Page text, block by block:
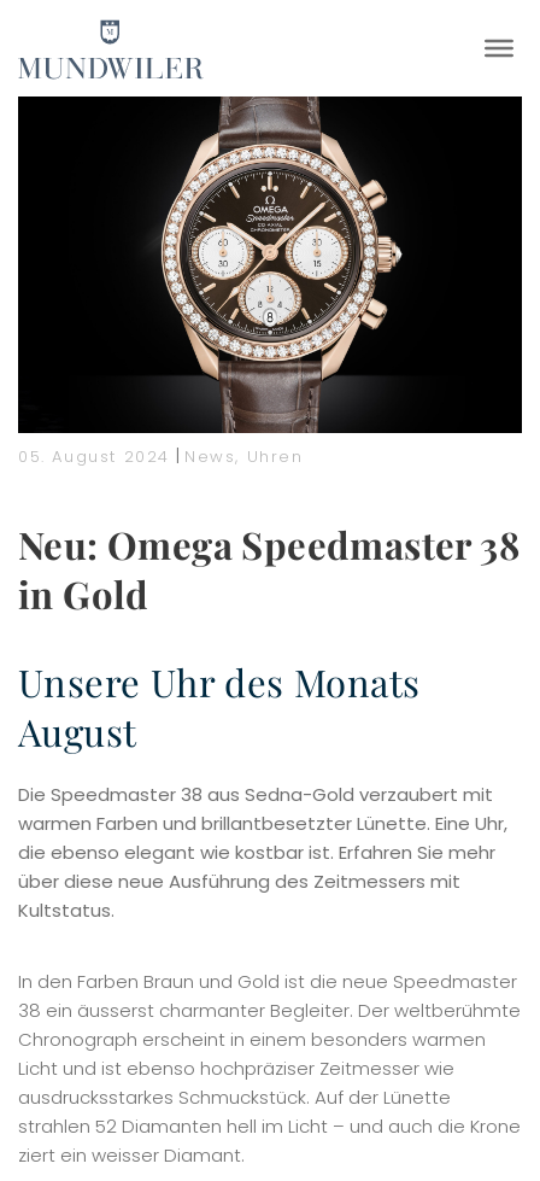
×
05. August 2024 | News, Uhren
Neu: Omega Speedmaster 38
in Gold
Unsere Uhr des Monats
August
Die Speedmaster 38 aus Sedna-Gold verzaubert mit
warmen Farben und brillantbesetzter Lünette. Eine Uhr,
die ebenso elegant wie kostbar ist. Erfahren Sie mehr
über diese neue Ausführung des Zeitmessers mit
Kultstatus.
In den Farben Braun und Gold ist die neue Speedmaster
38 ein äusserst charmanter Begleiter. Der weltberühmte
Chronograph erscheint in einem besonders warmen
Licht und ist ebenso hochpräziser Zeitmesser wie
ausdrucksstarkes Schmuckstück. Auf der Lünette
strahlen 52 Diamanten hell im Licht – und auch die Krone
ziert ein weisser Diamant.